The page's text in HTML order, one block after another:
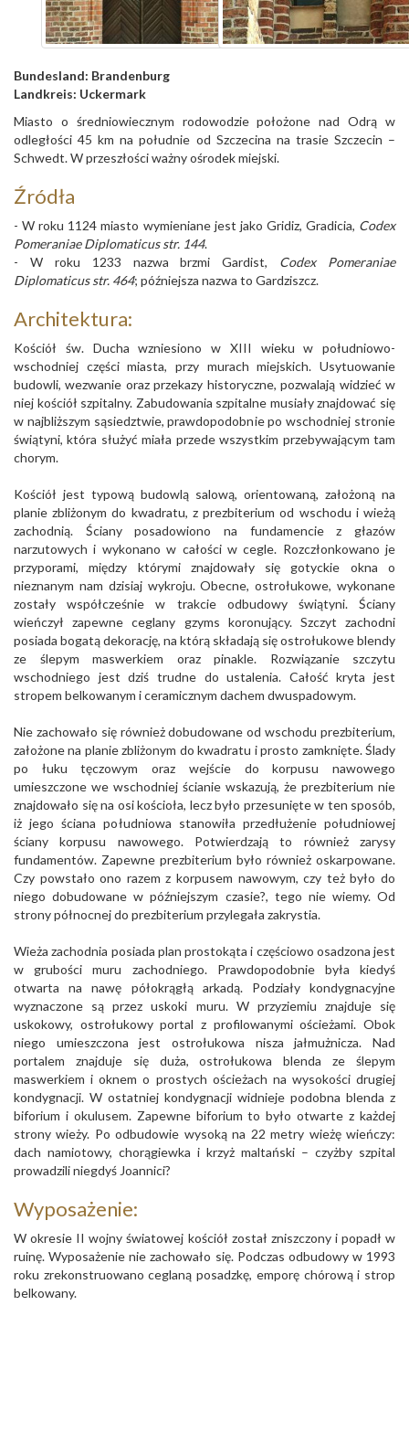
Bundesland: Brandenburg
Landkreis: Uckermark
Miasto o średniowiecznym rodowodzie położone nad Odrą w
odległości 45 km na południe od Szczecina na trasie Szczecin –
Schwedt. W przeszłości ważny ośrodek miejski.
Źródła
- W roku 1124 miasto wymieniane jest jako Gridiz, Gradicia, Codex
Pomeraniae Diplomaticus str. 144.
- W roku 1233 nazwa brzmi Gardist, Codex Pomeraniae
Diplomaticus str. 464; późniejsza nazwa to Gardziszcz.
Architektura:
Kościół św. Ducha wzniesiono w XIII wieku w południowo-
wschodniej części miasta, przy murach miejskich. Usytuowanie
budowli, wezwanie oraz przekazy historyczne, pozwalają widzieć w
niej kościół szpitalny. Zabudowania szpitalne musiały znajdować się
w najbliższym sąsiedztwie, prawdopodobnie po wschodniej stronie
świątyni, która służyć miała przede wszystkim przebywającym tam
chorym.
Kościół jest typową budowlą salową, orientowaną, założoną na
planie zbliżonym do kwadratu, z prezbiterium od wschodu i wieżą
zachodnią. Ściany posadowiono na fundamencie z głazów
narzutowych i wykonano w całości w cegle. Rozczłonkowano je
przyporami, między którymi znajdowały się gotyckie okna o
nieznanym nam dzisiaj wykroju. Obecne, ostrołukowe, wykonane
zostały współcześnie w trakcie odbudowy świątyni. Ściany
wieńczył zapewne ceglany gzyms koronujący. Szczyt zachodni
posiada bogatą dekorację, na którą składają się ostrołukowe blendy
ze ślepym maswerkiem oraz pinakle. Rozwiązanie szczytu
wschodniego jest dziś trudne do ustalenia. Całość kryta jest
stropem belkowanym i ceramicznym dachem dwuspadowym.
Nie zachowało się również dobudowane od wschodu prezbiterium,
założone na planie zbliżonym do kwadratu i prosto zamknięte. Ślady
po łuku tęczowym oraz wejście do korpusu nawowego
umieszczone we wschodniej ścianie wskazują, że prezbiterium nie
znajdowało się na osi kościoła, lecz było przesunięte w ten sposób,
iż jego ściana południowa stanowiła przedłużenie południowej
ściany korpusu nawowego. Potwierdzają to również zarysy
fundamentów. Zapewne prezbiterium było również oskarpowane.
Czy powstało ono razem z korpusem nawowym, czy też było do
niego dobudowane w późniejszym czasie?, tego nie wiemy. Od
strony północnej do prezbiterium przylegała zakrystia.
Wieża zachodnia posiada plan prostokąta i częściowo osadzona jest
w grubości muru zachodniego. Prawdopodobnie była kiedyś
otwarta na nawę półokrągłą arkadą. Podziały kondygnacyjne
wyznaczone są przez uskoki muru. W przyziemiu znajduje się
uskokowy, ostrołukowy portal z profilowanymi ościeżami. Obok
niego umieszczona jest ostrołukowa nisza jałmużnicza. Nad
portalem znajduje się duża, ostrołukowa blenda ze ślepym
maswerkiem i oknem o prostych ościeżach na wysokości drugiej
kondygnacji. W ostatniej kondygnacji widnieje podobna blenda z
biforium i okulusem. Zapewne biforium to było otwarte z każdej
strony wieży. Po odbudowie wysoką na 22 metry wieżę wieńczy:
dach namiotowy, chorągiewka i krzyż maltański – czyżby szpital
prowadzili niegdyś Joannici?
Wyposażenie:
W okresie II wojny światowej kościół został zniszczony i popadł w
ruinę. Wyposażenie nie zachowało się. Podczas odbudowy w 1993
roku zrekonstruowano ceglaną posadzkę, emporę chórową i strop
belkowany.